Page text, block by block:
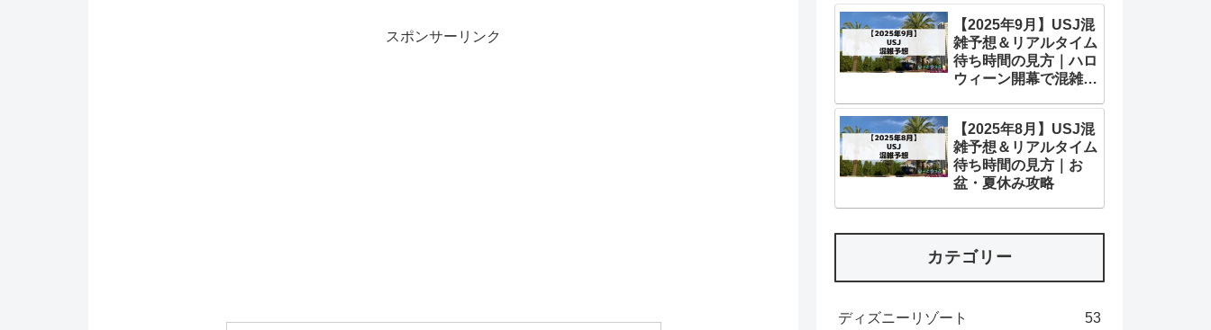
スポンサーリンク
【2025年9月】USJ混
雑予想＆リアルタイム
待ち時間の見方｜ハロ
ウィーン開幕で混雑上
【2025年8月】USJ混
雑予想＆リアルタイム
待ち時間の見方｜お
盆・夏休み攻略
カテゴリー
ディズニーリゾート 53